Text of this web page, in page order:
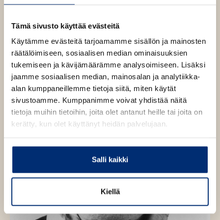
Tämä sivusto käyttää evästeitä
Käytämme evästeitä tarjoamamme sisällön ja mainosten
räätälöimiseen, sosiaalisen median ominaisuuksien
tukemiseen ja kävijämäärämme analysoimiseen. Lisäksi
jaamme sosiaalisen median, mainosalan ja analytiikka-
alan kumppaneillemme tietoja siitä, miten käytät
sivustoamme. Kumppanimme voivat yhdistää näitä
tietoja muihin tietoihin, joita olet antanut heille tai joita on
kerätty, kun olet käyttänyt heidän palvelujaan.
Salli kaikki
Kiellä
h
e
e
n
r
L
n
d
g
r
e
n
O
h
t
a
k
u
a
O
h
t
a
k
u
a